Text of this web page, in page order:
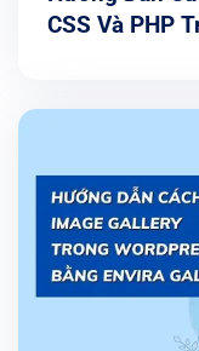
CSS Và PHP